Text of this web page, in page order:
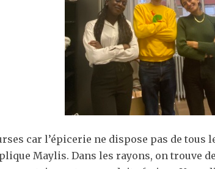
car l’épicerie ne dispose pas de
Maylis. Dans les rayons, on trouve